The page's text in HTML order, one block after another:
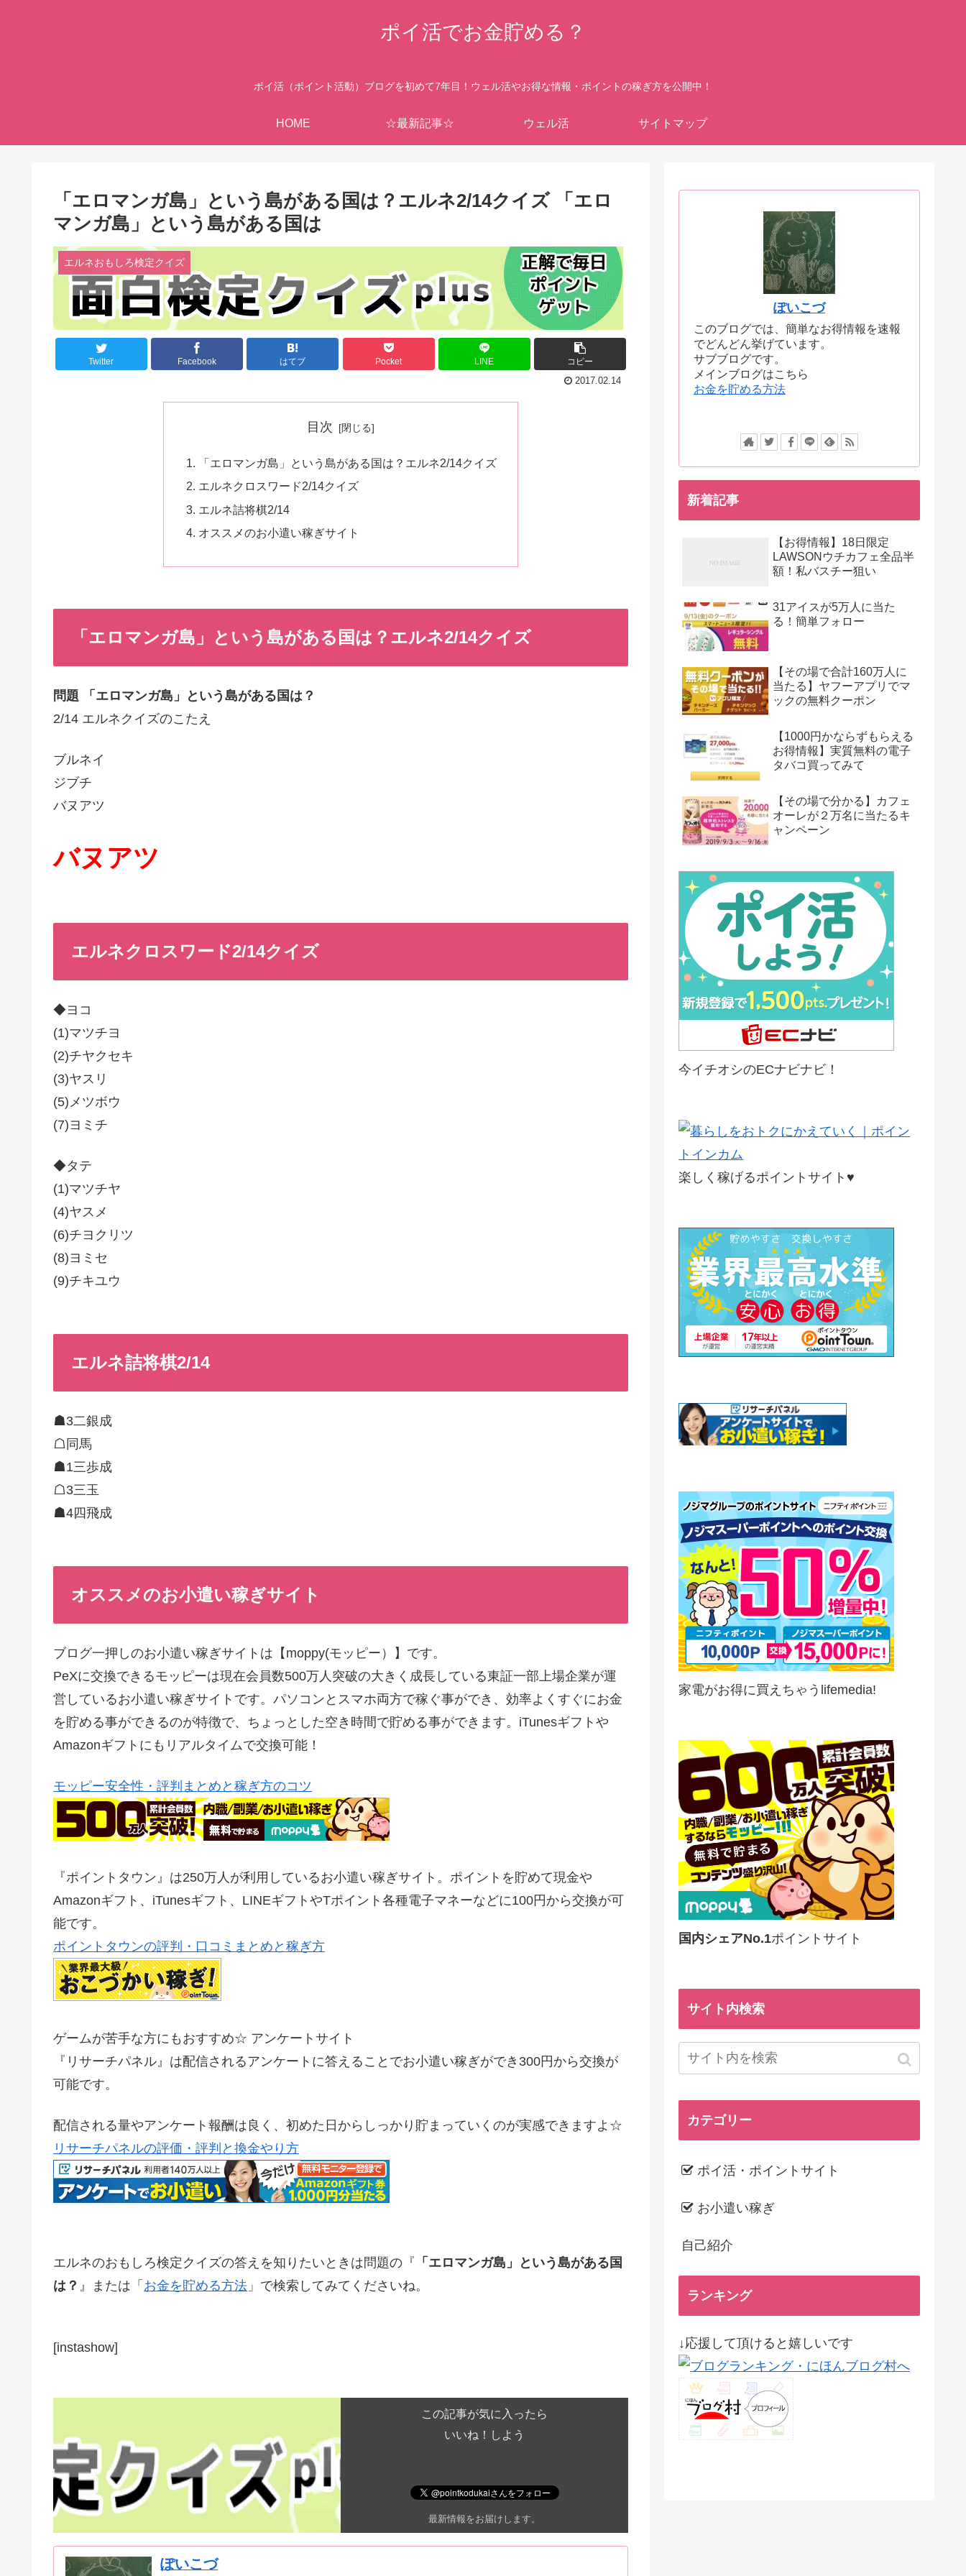
ポイ活でお金貯める？
ポイ活（ポイント活動）ブログを初めて7年目！ウェル活やお得な情報・ポイントの稼ぎ方を公開中！
HOME ☆最新記事☆ ウェル活 サイトマップ
「エロマンガ島」という島がある国は？エルネ2/14クイズ 「エロ
マンガ島」という島がある国は
エルネおもしろ検定クイズ
Twitter Facebook はてブ Pocket LINE
コピー
2017.02.14
目次
「エロマンガ島」という島がある国は？エルネ2/14クイズ
エルネクロスワード2/14クイズ
エルネ詰将棋2/14
オススメのお小遣い稼ぎサイト
「エロマンガ島」という島がある国は？エルネ2/14クイズ
問題 「エロマンガ島」という島がある国は？
2/14 エルネクイズのこたえ
ブルネイ
ジブチ
バヌアツ
バヌアツ
エルネクロスワード2/14クイズ
◆ヨコ
(1)マツチヨ
(2)チヤクセキ
(3)ヤスリ
(5)メツボウ
(7)ヨミチ
◆タテ
(1)マツチヤ
(4)ヤスメ
(6)チヨクリツ
(8)ヨミセ
(9)チキユウ
エルネ詰将棋2/14
☗3二銀成
☖同馬
☗1三歩成
☖3三玉
☗4四飛成
オススメのお小遣い稼ぎサイト
ブログ一押しのお小遣い稼ぎサイトは【moppy(モッピー）】です。
PeXに交換できるモッピーは現在会員数500万人突破の大きく成長している東証一部上場企業が運
営しているお小遣い稼ぎサイトです。パソコンとスマホ両方で稼ぐ事ができ、効率よくすぐにお金
を貯める事ができるのが特徴で、ちょっとした空き時間で貯める事ができます。iTunesギフトや
Amazonギフトにもリアルタイムで交換可能！
モッピー安全性・評判まとめと稼ぎ方のコツ
『ポイントタウン』は250万人が利用しているお小遣い稼ぎサイト。ポイントを貯めて現金や
Amazonギフト、iTunesギフト、LINEギフトやTポイント各種電子マネーなどに100円から交換が可
能です。
ポイントタウンの評判・口コミまとめと稼ぎ方
ゲームが苦手な方にもおすすめ☆ アンケートサイト
『リサーチパネル』は配信されるアンケートに答えることでお小遣い稼ぎができ300円から交換が
可能です。
配信される量やアンケート報酬は良く、初めた日からしっかり貯まっていくのが実感できますよ☆
リサーチパネルの評価・評判と換金やり方
エルネのおもしろ検定クイズの答えを知りたいときは問題の『 「エロマンガ島」という島がある国
は？ 』または「 お金を貯める方法 」で検索してみてくださいね。
[instashow]
この記事が気に入ったら
いいね！しよう
最新情報をお届けします。
ぽいこづ
ぽいこづ
このブログでは、簡単なお得情報を速報
でどんどん挙げています。
サブブログです。
メインブログはこちら
お金を貯める方法
新着記事
【お得情報】18日限定
LAWSONウチカフェ全品半
額！私バスチー狙い
31アイスが5万人に当た
る！簡単フォロー
【その場で合計160万人に
当たる】ヤフーアプリでマ
ックの無料クーポン
【1000円かならずもらえる
お得情報】実質無料の電子
タバコ買ってみて
【その場で分かる】カフェ
オーレが２万名に当たるキ
ャンペーン
今イチオシのECナビナビ！
楽しく稼げるポイントサイト♥
家電がお得に買えちゃうlifemedia!
国内シェアNo.1ポイントサイト
サイト内検索
カテゴリー
ポイ活・ポイントサイト
お小遣い稼ぎ
自己紹介
ランキング
↓応援して頂けると嬉しいです